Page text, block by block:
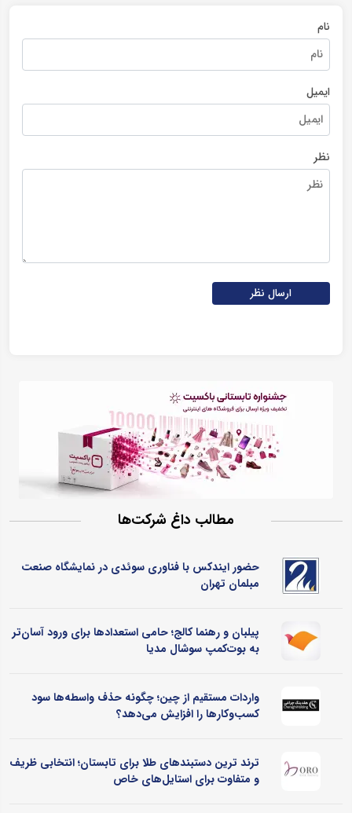
نام
ایمیل
نظر
ارسال نظر
مطالب داغ شرکت‌ها
حضور ایندکس با فناوری سوئدی در نمایشگاه صنعت
مبلمان تهران
پیلبان و رهنما کالج؛ حامی استعدادها برای ورود آسان‌تر
به بوت‌کمپ سوشال مدیا
واردات مستقیم از چین؛ چگونه حذف واسطه‌ها سود
کسب‌وکارها را افزایش می‌دهد؟
ترند ترین دستبندهای طلا برای تابستان؛ انتخابی ظریف
و متفاوت برای استایل‌های خاص